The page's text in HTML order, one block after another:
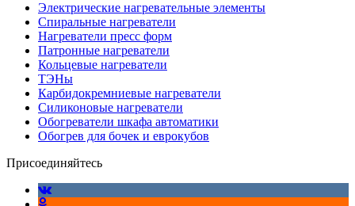
Электрические нагревательные элементы
Спиральные нагреватели
Нагреватели пресс форм
Патронные нагреватели
Кольцевые нагреватели
ТЭНы
Карбидокремниевые нагреватели
Силиконовые нагреватели
Обогреватели шкафа автоматики
Обогрев для бочек и еврокубов
Присоединяйтесь